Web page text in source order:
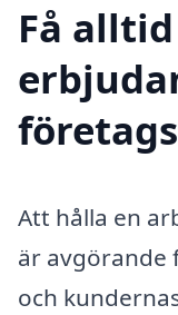
Få
Att hålla en
är avgörande
och